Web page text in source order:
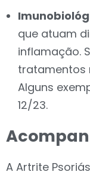
que atuam
inflamação.
tratamentos
Alguns
12/23.
A Artrite